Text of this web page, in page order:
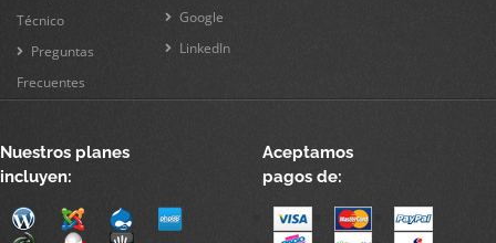
Técnico
Preguntas
Frecuentes
Google
LinkedIn
Nuestros planes
incluyen:
Aceptamos
pagos de: